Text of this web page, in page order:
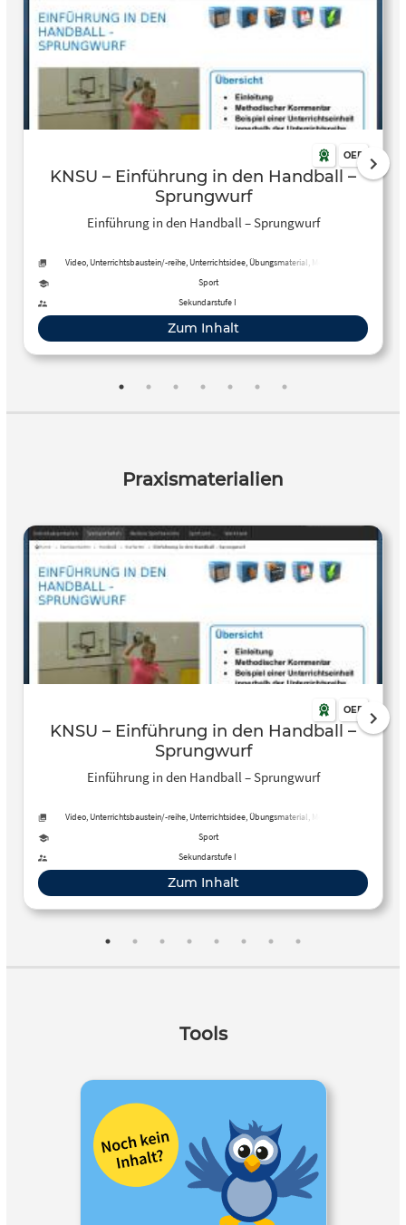
OER
KNSU – Einführung in den Handball –
Sprungwurf
Einführung in den Handball – Sprungwurf
Video, Unterrichtsbaustein/-reihe, Unterrichtsidee, Übungsmaterial, Methoden,
Sport
Sekundarstufe I
Zum Inhalt
Praxismaterialien
OER
KNSU – Einführung in den Handball –
Sprungwurf
Einführung in den Handball – Sprungwurf
Video, Unterrichtsbaustein/-reihe, Unterrichtsidee, Übungsmaterial, Methoden,
Sport
Sekundarstufe I
Zum Inhalt
Tools